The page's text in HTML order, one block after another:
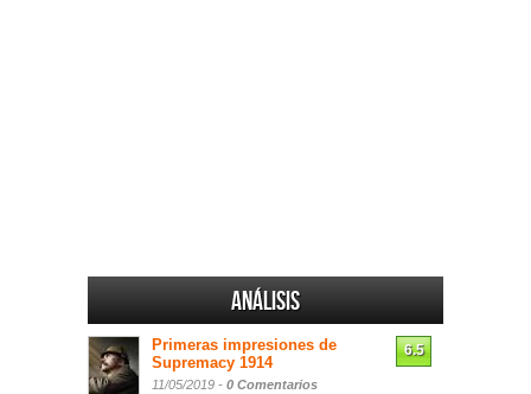
Análisis
Primeras impresiones de
Supremacy 1914
11/05/2019 - 0 Comentarios
6.5